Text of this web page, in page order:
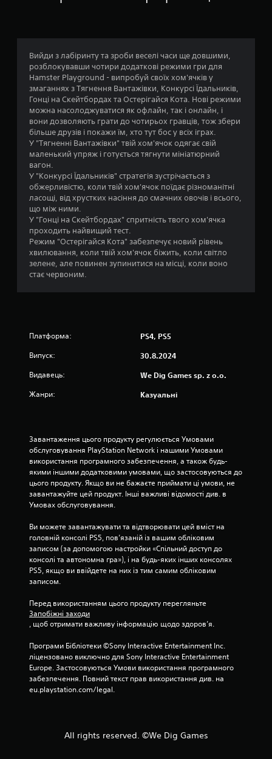
4
5
з
я
з
н
н
о
і
4
н
о
к
Вийди з лабіринту та зроби веселі часи ще довшими,
розблокувавши чотири додаткові режими гри для
Hamster Playground - випробуй своїх хом'ячків у
змаганнях з Тягнення Вантажівки, Конкурсі Їдальників,
Гонці на Скейтбордах та Остерігайся Кота. Нові режими
можна насолоджуватися як офлайн, так і онлайн, і
вони дозволяють грати до чотирьох гравців, тож збери
більше друзів і покажи їм, хто тут бос у всіх іграх.
У "Тягненні Вантажівки" твій хом'ячок одягає свій
маленький упряж і готується тягнути мініатюрний
вагон.
У "Конкурсі Їдальників" стратегія зустрічається з
обжерливістю, коли твій хом'ячок поїдає різноманітні
ласощі, від хрустких насіння до смачних овочів і всього,
що між ними.
У "Гонці на Скейтбордах" спритність твого хом'ячка
проходить найвищий тест.
Режим "Остерігайся Кота" забезпечує новий рівень
хвилювання, коли твій хом'ячок біжить, коли світло
зелене, але повинен зупинитися на місці, коли воно
стає червоним.
Платформа: PS4, PS5
Випуск: 30.8.2024
Видавець: We Dig Games sp. z o.o.
Жанри: Казуальні
Завантаження цього продукту регулюється Умовами
обслуговування PlayStation Network і нашими Умовами
використання програмного забезпечення, а також будь-
якими іншими додатковими умовами, що застосовуються до
цього продукту. Якщо ви не бажаєте приймати ці умови, не
завантажуйте цей продукт. Інші важливі відомості див. в
Умовах обслуговування.
Ви можете завантажувати та відтворювати цей вміст на
головній консолі PS5, пов’язаній із вашим обліковим
записом (за допомогою настройки «Спільний доступ до
консолі та автономна гра»), і на будь-яких інших консолях
PS5, якщо ви ввійдете на них із тим самим обліковим
записом.
Перед використанням цього продукту перегляньте
Запобіжні заходи
, щоб отримати важливу інформацію щодо здоров’я.
Програми Бібліотеки ©Sony Interactive Entertainment Inc.
ліцензовано виключно для Sony Interactive Entertainment
Europe. Застосовуються Умови використання програмного
забезпечення. Повний текст прав використання див. на
eu.playstation.com/legal.
All rights reserved. ©We Dig Games